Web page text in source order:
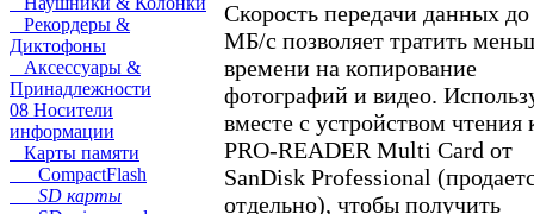
Рекордеры &
Диктофоны
Аксессуары &
Принадлежности
08 Носители
информации
Карты памяти
CompactFlash
SD карты
Скорость передачи данных
МБ/с позволяет тратить
времени на копирование
фотографий и видео.
вместе с устройством чтения
PRO-READER Multi Card от
SanDisk Professional
отдельно), чтобы получить